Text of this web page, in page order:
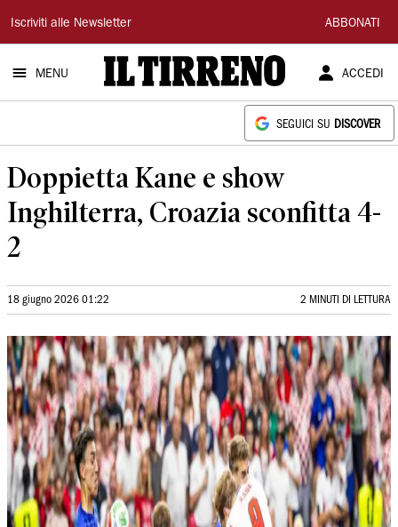
Il
Tirreno
Iscriviti alle Newsletter ABBONATI
MENU ACCEDI
SEGUICI SU DISCOVER
Doppietta Kane e show
Inghilterra, Croazia sconfitta 4-
2
18 giugno 2026 01:22 2 MINUTI DI LETTURA